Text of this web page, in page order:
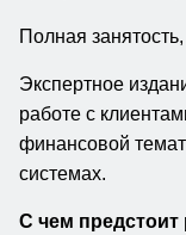
Полная
Экспертное
работе с
финансовой
системах.
С чем предстоит